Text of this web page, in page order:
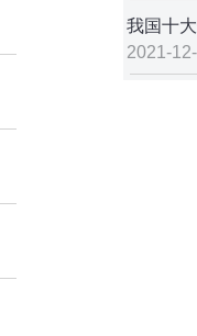
我国十
2021-